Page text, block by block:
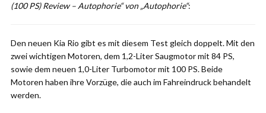
(100 PS) Review – Autophorie“ von „Autophorie“:
Den neuen Kia Rio gibt es mit diesem Test gleich doppelt. Mit den
zwei wichtigen Motoren, dem 1,2-Liter Saugmotor mit 84 PS,
sowie dem neuen 1,0-Liter Turbomotor mit 100 PS. Beide
Motoren haben ihre Vorzüge, die auch im Fahreindruck behandelt
werden.